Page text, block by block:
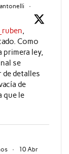
·
Como
primera ley,
se
de detalles
de
que le
· 10 Abr